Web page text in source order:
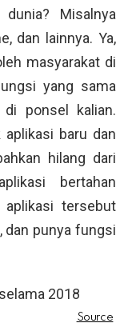
Misalnya
dan lainnya. Ya,
masyarakat di
yang sama
ponsel kalian.
aplikasi baru dan
hilang dari
bertahan
aplikasi tersebut
dan punya fungsi